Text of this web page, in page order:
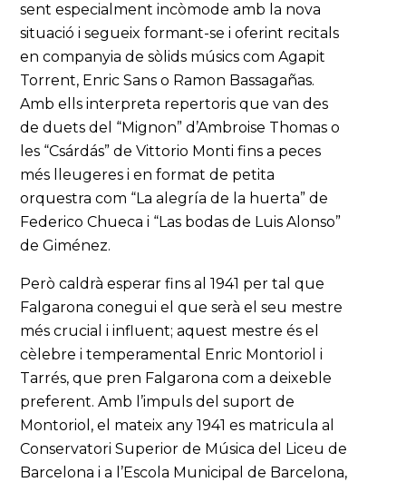
sent especialment incòmode amb la nova
situació i segueix formant-se i oferint recitals
en companyia de sòlids músics com Agapit
Torrent, Enric Sans o Ramon Bassagañas.
Amb ells interpreta repertoris que van des
de duets del “Mignon” d’Ambroise Thomas o
les “Csárdás” de Vittorio Monti fins a peces
més lleugeres i en format de petita
orquestra com “La alegría de la huerta” de
Federico Chueca i “Las bodas de Luis Alonso”
de Giménez.
Però caldrà esperar fins al 1941 per tal que
Falgarona conegui el que serà el seu mestre
més crucial i influent; aquest mestre és el
cèlebre i temperamental Enric Montoriol i
Tarrés, que pren Falgarona com a deixeble
preferent. Amb l’impuls del suport de
Montoriol, el mateix any 1941 es matricula al
Conservatori Superior de Música del Liceu de
Barcelona i a l’Escola Municipal de Barcelona,